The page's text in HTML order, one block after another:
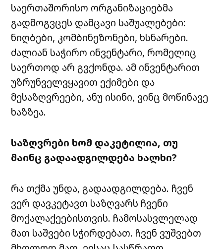
საერთაშორისო ორგანიზაციებმა
გადმოგვცეს დამცავი საშუალებები:
ნიღბები, კომბინეზონები, ხსნარები.
ძალიან საჭირო ინვენტარი, რომელიც
საერთოდ არ გვქონდა. ამ ინვენტარით
უზრუნველვყავით ექიმები და
მესაზღვრეები, ანუ ისინი, ვინც მოწინავე
ხაზზეა.
საზღვრები ხომ დაკეტილია, თუ
მაინც გადაადგილდება ხალხი?
რა თქმა უნდა, გადაადგილდება. ჩვენ
ვერ დავკეტავთ საზღვარს ჩვენი
მოქალაქეებისთვის. ჩამოსასვლელად
მათ საშვები სჭირდებათ. ჩვენ ვუშვებთ